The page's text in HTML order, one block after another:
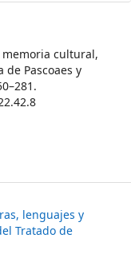
memoria cultural,
de Pascoaes y
lenguajes y
Tratado de